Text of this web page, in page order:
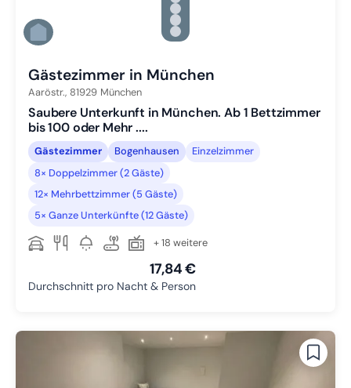
Zu Slide 3 wechseln
Zu Slide 4 wechseln
Zu Slide 5 wechseln
Zu Slide 6 wechseln
Gästezimmer in München
Aaröstr., 81929 München
Saubere Unterkunft in München. Ab 1 Bettzimmer
bis 100 oder Mehr ....
Gästezimmer Bogenhausen
Einzelzimmer
8× Doppelzimmer (2 Gäste)
12× Mehrbettzimmer (5 Gäste)
5× Ganze Unterkünfte (12 Gäste)
+ 18 weitere
17,84 €
Durchschnitt pro Nacht & Person